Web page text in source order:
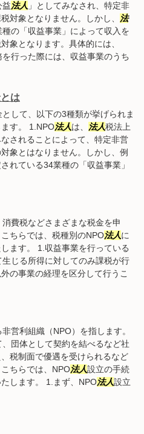
益法人 」としてみなされ、特定非
対象となりません。しかし、
法
の「収益事業」によって収入を
象となります。具体的には、
行った際には、収益事業のうち
は
して、以下の3種類が挙げられま
す。 1.NPO法人は、 法人税法上
されることによって、特定非営
象とはなりません。しかし、例
れている34業種の「収益事業」
費税などさまざまな税金を申
ちらでは、税種別のNPO法人に
ます。 1.収益事業を行っている
じる所得に対してのみ課税が行
の事業の経理を区分して行うこ
営利組織（NPO）を指します。
団体として契約を結べるなど社
税制面で優遇を受けられるなど
ちらでは、NPO法人設立の手続
します。 1.まず、NPO法人設立